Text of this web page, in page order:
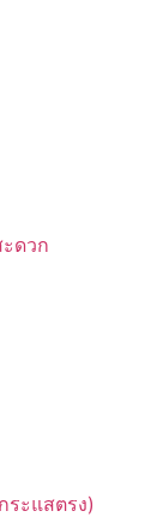
ดวก
ระแสตรง)